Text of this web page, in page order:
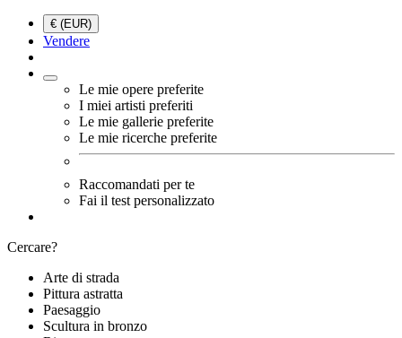
€ (EUR)
Vendere
Le mie opere preferite
I miei artisti preferiti
Le mie gallerie preferite
Le mie ricerche preferite
Raccomandati per te
Fai il test personalizzato
Cercare?
Arte di strada
Pittura astratta
Paesaggio
Scultura in bronzo